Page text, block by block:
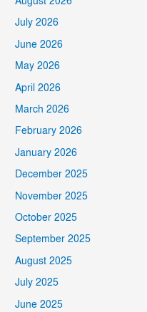
July 2026
June 2026
May 2026
April 2026
March 2026
February 2026
January 2026
December 2025
November 2025
October 2025
September 2025
August 2025
July 2025
June 2025